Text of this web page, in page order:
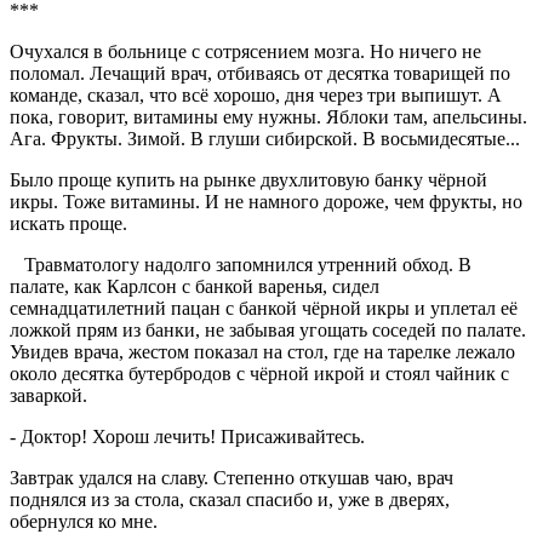
***
Очухался в больнице с сотрясением мозга. Но ничего не
поломал. Лечащий врач, отбиваясь от десятка товарищей по
команде, сказал, что всё хорошо, дня через три выпишут. А
пока, говорит, витамины ему нужны. Яблоки там, апельсины.
Ага. Фрукты. Зимой. В глуши сибирской. В восьмидесятые...
Было проще купить на рынке двухлитовую банку чёрной
икры. Тоже витамины. И не намного дороже, чем фрукты, но
искать проще.
Травматологу надолго запомнился утренний обход. В
палате, как Карлсон с банкой варенья, сидел
семнадцатилетний пацан с банкой чёрной икры и уплетал её
ложкой прям из банки, не забывая угощать соседей по палате.
Увидев врача, жестом показал на стол, где на тарелке лежало
около десятка бутербродов с чёрной икрой и стоял чайник с
заваркой.
- Доктор! Хорош лечить! Присаживайтесь.
Завтрак удался на славу. Степенно откушав чаю, врач
поднялся из за стола, сказал спасибо и, уже в дверях,
обернулся ко мне.